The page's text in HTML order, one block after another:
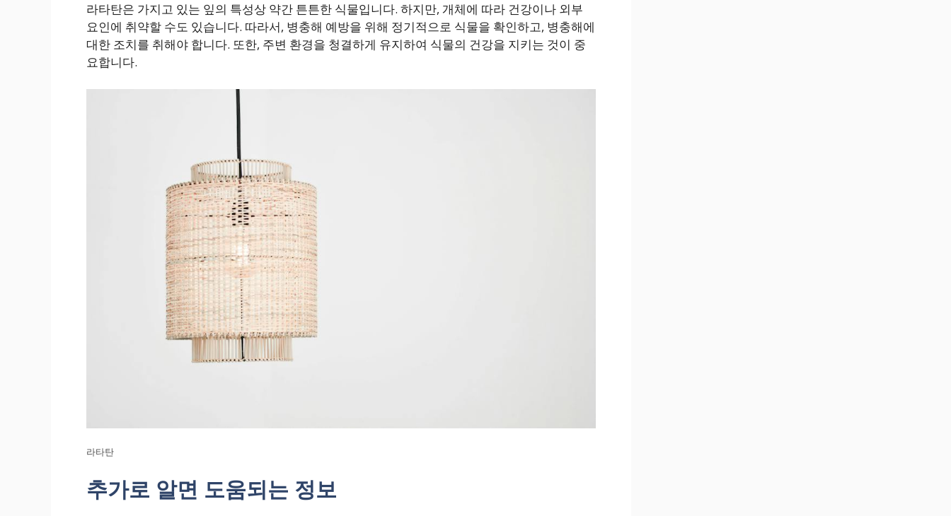
라타탄은 가지고 있는 잎의 특성상 약간 튼튼한 식물입니다. 하지만, 개체에 따라 건강이나 외부
요인에 취약할 수도 있습니다. 따라서, 병충해 예방을 위해 정기적으로 식물을 확인하고, 병충해에
대한 조치를 취해야 합니다. 또한, 주변 환경을 청결하게 유지하여 식물의 건강을 지키는 것이 중
요합니다.
라타탄
추가로 알면 도움되는 정보